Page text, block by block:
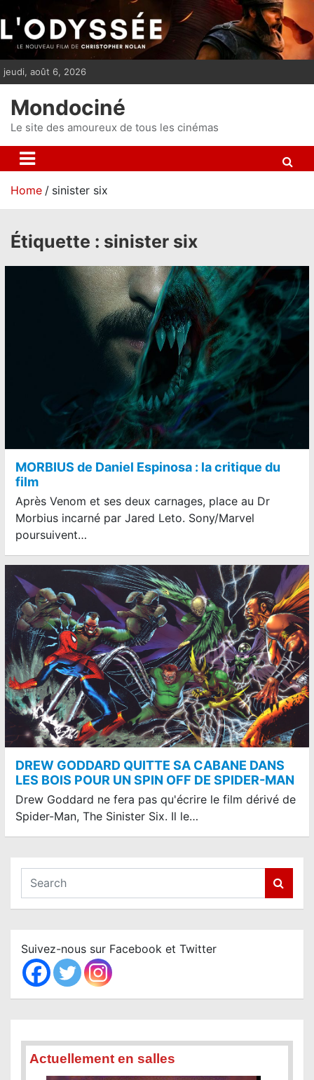
i
p
t
n
t
jeudi, août 6, 2026
Mondociné
Le site des amoureux de tous les cinémas
Home sinister six
Étiquette : sinister six
MORBIUS de Daniel Espinosa : la critique du
film
Après Venom et ses deux carnages, place au Dr
Morbius incarné par Jared Leto. Sony/Marvel
poursuivent…
DREW GODDARD QUITTE SA CABANE DANS
LES BOIS POUR UN SPIN OFF DE SPIDER-MAN
Drew Goddard ne fera pas qu'écrire le film dérivé de
Spider-Man, The Sinister Six. Il le…
a
c
h
Suivez-nous sur Facebook et Twitter
Actuellement en salles